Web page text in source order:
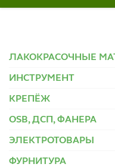
ЛАКОКРАСОЧНЫЕ
ИНСТРУМЕНТ
КРЕПЁЖ
OSB, ДСП, ФАНЕРА
ЭЛЕКТРОТОВАРЫ
ФУРНИТУРА